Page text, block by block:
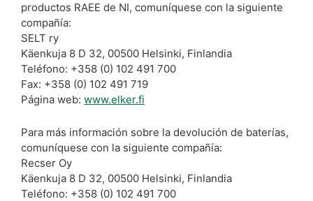
productos RAEE de NI, comuníquese con la siguiente
compañía:
SELT ry
Käenkuja 8 D 32, 00500 Helsinki, Finlandia
Teléfono: +358 (0) 102 491 700
Fax: +358 (0) 102 491 719
Página web: www.elker.fi
Para más información sobre la devolución de baterías,
comuníquese con la siguiente compañía:
Recser Oy
Käenkuja 8 D 32, 00500 Helsinki, Finlandia
Teléfono: +358 (0) 102 491 700